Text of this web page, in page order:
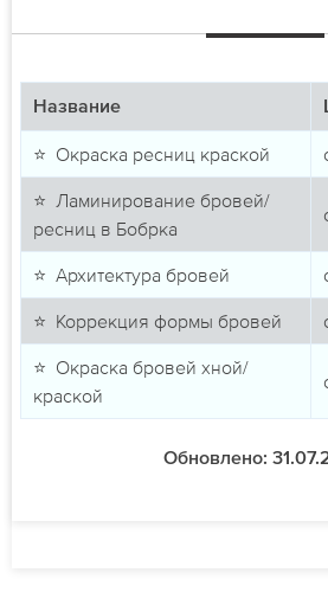
Название
⭐ Окраска ресниц краской
⭐ Ламинирование бровей/
ресниц в Бобрка
⭐ Архитектура бровей
⭐ Коррекция формы бровей
⭐ Окраска бровей хной/
краской
Обновлено: